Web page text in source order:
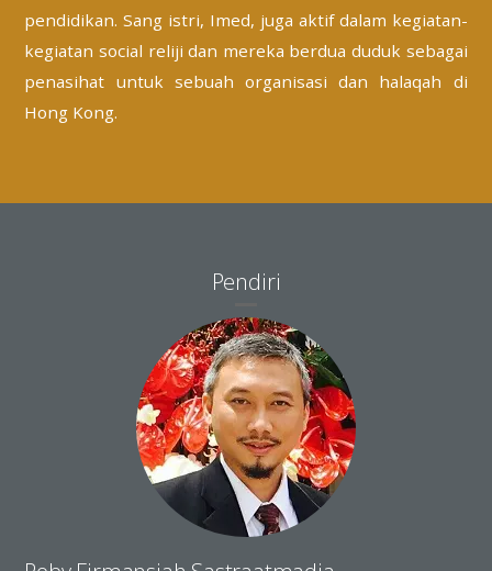
pendidikan. Sang istri, Imed, juga aktif dalam kegiatan-
kegiatan social reliji dan mereka berdua duduk sebagai
penasihat untuk sebuah organisasi dan halaqah di
Hong Kong.
Pendiri